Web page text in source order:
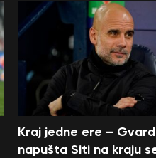
Kraj jedne ere –
napušta Siti na kraju